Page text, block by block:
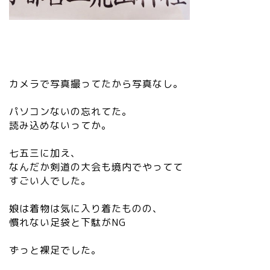
カメラで写真撮ってたから写真なし。
パソコンないの忘れてた。
読み込めないってか。
七五三に加え、
なんだか剣道の大会も境内でやってて
すごい人でした。
娘は着物は気に入り着たものの、
慣れない足袋と下駄がNG
ずっと裸足でした。